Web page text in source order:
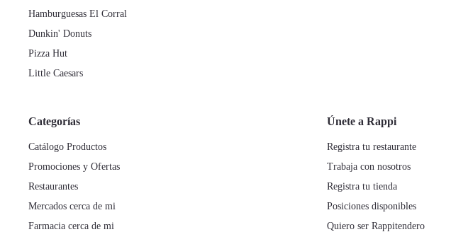
Hamburguesas El Corral
Dunkin' Donuts
Pizza Hut
Little Caesars
Categorías
Catálogo Productos
Promociones y Ofertas
Restaurantes
Mercados cerca de mi
Farmacia cerca de mi
Únete a Rappi
Registra tu restaurante
Trabaja con nosotros
Registra tu tienda
Posiciones disponibles
Quiero ser Rappitendero